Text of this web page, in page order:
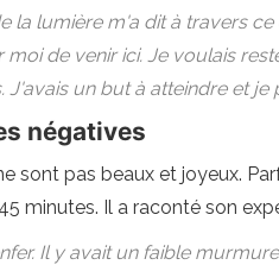
la lumière m'a dit à travers
de venir ici. Je voulais
J'avais un but à atteindre et
négatives
sont pas beaux et joyeux.
minutes. Il a raconté son
Il y avait un faible